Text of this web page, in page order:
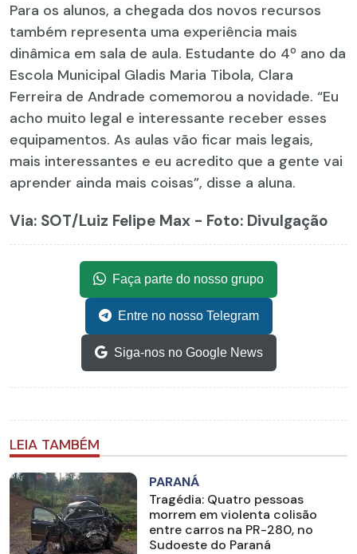
Para os alunos, a chegada dos novos recursos
também representa uma experiência mais
dinâmica em sala de aula. Estudante do 4º ano da
Escola Municipal Gladis Maria Tibola, Clara
Ferreira de Andrade comemorou a novidade. “Eu
acho muito legal e interessante receber esses
equipamentos. As aulas vão ficar mais legais,
mais interessantes e eu acredito que a gente vai
aprender ainda mais coisas”, disse a aluna.
Via: SOT/Luiz Felipe Max - Foto: Divulgação
Faça parte do nosso grupo
Entre no nosso Telegram
Siga-nos no Google News
LEIA TAMBÉM
PARANÁ
Tragédia: Quatro pessoas
morrem em violenta colisão
entre carros na PR-280, no
Sudoeste do Paraná